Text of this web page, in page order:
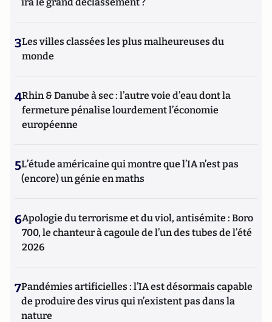
3Les villes classées les plus malheureuses du
monde
4Rhin & Danube à sec : l’autre voie d’eau dont la
fermeture pénalise lourdement l’économie
européenne
5L’étude américaine qui montre que l’IA n’est pas
(encore) un génie en maths
6Apologie du terrorisme et du viol, antisémite : Boro
700, le chanteur à cagoule de l’un des tubes de l’été
2026
7Pandémies artificielles : l’IA est désormais capable
de produire des virus qui n’existent pas dans la
nature